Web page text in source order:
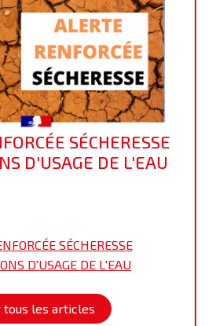
SÉCHERESSE
D'USAGE DE L'EAU
SÉCHERESSE
D'USAGE DE L'EAU
tous les articles